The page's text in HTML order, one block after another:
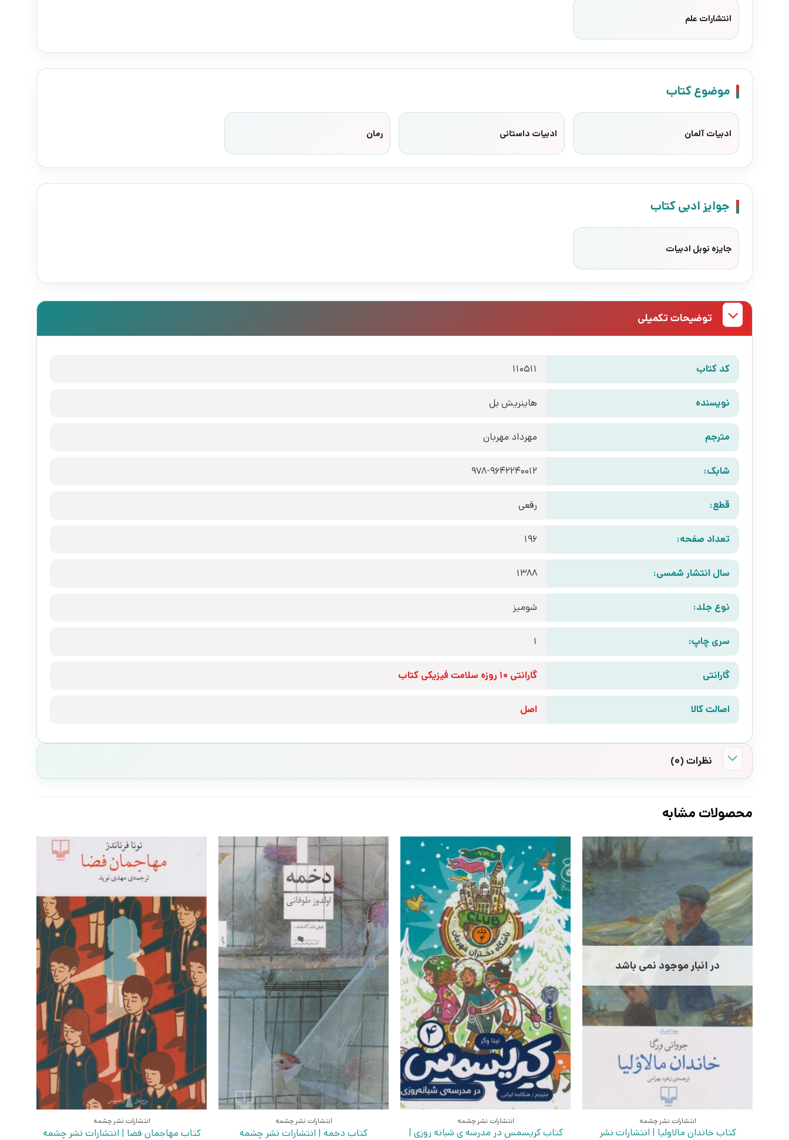
انتشارات علم
موضوع کتاب
ادبیات آلمان ادبیات داستانی رمان
جوایز ادبی کتاب
جایزه نوبل ادبیات
توضیحات تکمیلی
کد کتاب 110511
نویسنده هاینریش بل
مترجم مهرداد مهربان
شابک: 978-9642240012
قطع: رقعی
تعداد صفحه: 196
سال انتشار شمسی: 1388
نوع جلد: شومیز
سری چاپ: 1
گارانتی گارانتی 10 روزه سلامت فیزیکی کتاب
اصالت کالا اصل
نظرات (0)
محصولات مشابه
در انبار موجود نمی باشد
انتشارات نشر چشمه
کتاب خاندان مالاولیا | انتشارات نشر
انتشارات نشر چشمه
کتاب کریسمس در مدرسه ی شبانه روزی |
انتشارات نشر چشمه
کتاب دخمه | انتشارات نشر چشمه
انتشارات نشر چشمه
کتاب مهاجمان فضا | انتشارات نشر چشمه